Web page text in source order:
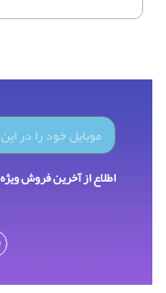
اطلاع از آخرین فروش